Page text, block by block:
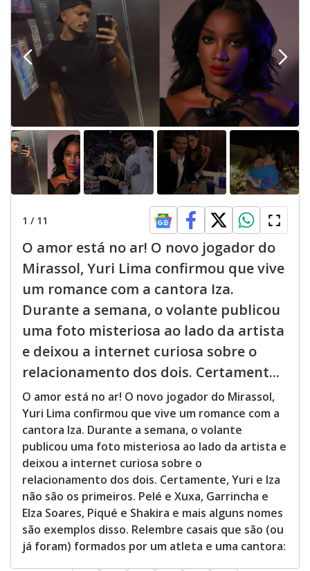
1 / 11
O amor está no ar! O novo jogador do
Mirassol, Yuri Lima confirmou que vive
um romance com a cantora Iza.
Durante a semana, o volante publicou
uma foto misteriosa ao lado da artista
e deixou a internet curiosa sobre o
relacionamento dos dois. Certament...
O amor está no ar! O novo jogador do Mirassol,
Yuri Lima confirmou que vive um romance com a
cantora Iza. Durante a semana, o volante
publicou uma foto misteriosa ao lado da artista e
deixou a internet curiosa sobre o
relacionamento dos dois. Certamente, Yuri e Iza
não são os primeiros. Pelé e Xuxa, Garrincha e
Elza Soares, Piqué e Shakira e mais alguns nomes
são exemplos disso. Relembre casais que são (ou
já foram) formados por um atleta e uma cantora: